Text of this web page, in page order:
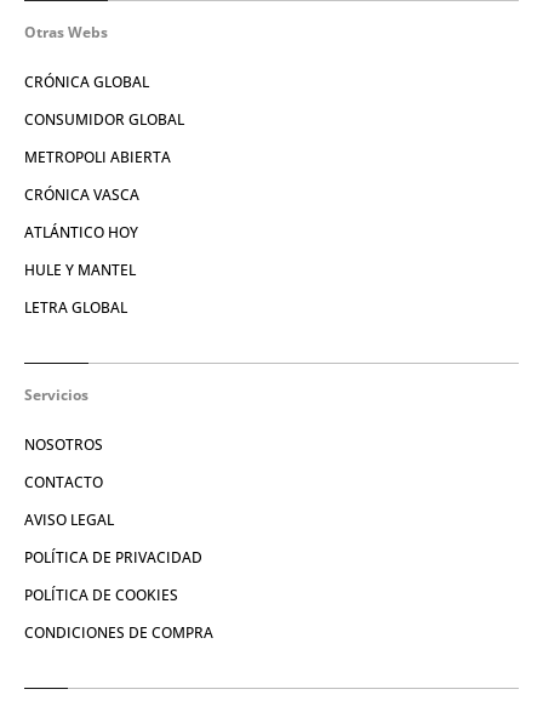
Otras Webs
CRÓNICA GLOBAL
CONSUMIDOR GLOBAL
METROPOLI ABIERTA
CRÓNICA VASCA
ATLÁNTICO HOY
HULE Y MANTEL
LETRA GLOBAL
Servicios
NOSOTROS
CONTACTO
AVISO LEGAL
POLÍTICA DE PRIVACIDAD
POLÍTICA DE COOKIES
CONDICIONES DE COMPRA